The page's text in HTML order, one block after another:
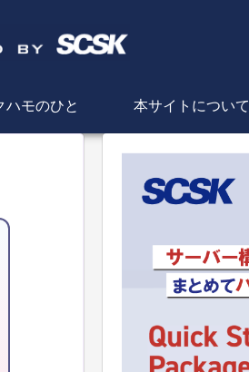
ハモのひと 本サイトについて